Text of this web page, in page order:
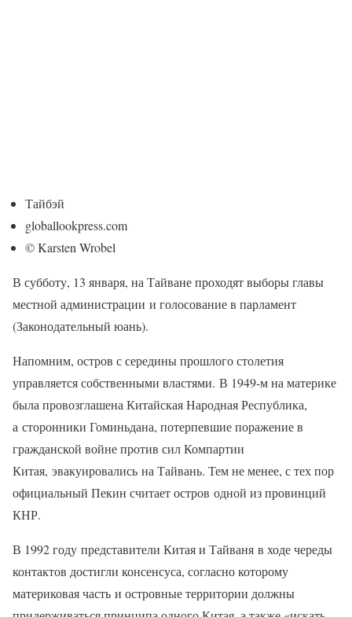
Тайбэй
globallookpress.com
© Karsten Wrobel
В субботу, 13 января, на Тайване проходят выборы главы
местной администрации и голосование в парламент
(Законодательный юань).
Напомним, остров с середины прошлого столетия
управляется собственными властями. В 1949-м на материке
была провозглашена Китайская Народная Республика,
а сторонники Гоминьдана, потерпевшие поражение в
гражданской войне против сил Компартии
Китая, эвакуировались на Тайвань. Тем не менее, с тех пор
официальный Пекин считает остров одной из провинций
КНР.
В 1992 году представители Китая и Тайваня в ходе череды
контактов достигли консенсуса, согласно которому
материковая часть и островные территории должны